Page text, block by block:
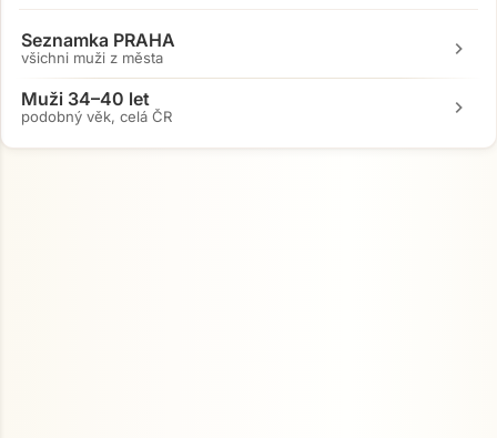
Seznamka PRAHA
všichni muži z města chevron_right
Muži 34–40 let
podobný věk, celá ČR chevron_right